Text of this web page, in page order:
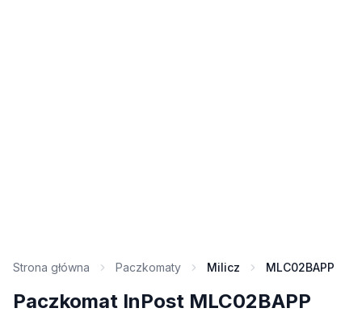
Strona główna Paczkomaty Milicz MLC02BAPP
Paczkomat InPost MLC02BAPP